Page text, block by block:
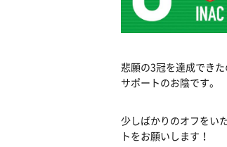
悲願の3冠を達成でき
サポートのお陰です。
少しばかりのオフをい
トをお願いします！